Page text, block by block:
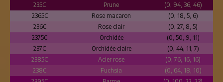
235C
Prune
(0, 94, 36, 46)
2365C
Rose macaron
(0, 18, 5, 6)
236C
Rose clair
(0, 27, 8, 5)
2375C
Orchidée
(0, 50, 9, 11)
237C
Orchidée claire
(0, 44, 11, 7)
2385C
Acier rose
(0, 76, 16, 16)
238C
Fuchsia
(0, 64, 18, 10)